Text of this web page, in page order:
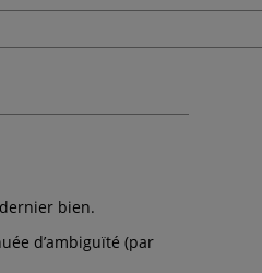
bien.
d’ambiguïté (par